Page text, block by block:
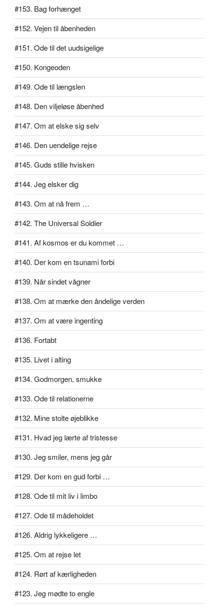
#153. Bag forhænget
#152. Vejen til åbenheden
#151. Ode til det uudsigelige
#150. Kongeoden
#149. Ode til længslen
#148. Den viljeløse åbenhed
#147. Om at elske sig selv
#146. Den uendelige rejse
#145. Guds stille hvisken
#144. Jeg elsker dig
#143. Om at nå frem …
#142. The Universal Soldier
#141. Af kosmos er du kommet …
#140. Der kom en tsunami forbi
#139. Når sindet vågner
#138. Om at mærke den åndelige verden
#137. Om at være ingenting
#136. Fortabt
#135. Livet i alting
#134. Godmorgen, smukke
#133. Ode til relationerne
#132. Mine stolte øjeblikke
#131. Hvad jeg lærte af tristesse
#130. Jeg smiler, mens jeg går
#129. Der kom en gud forbi …
#128. Ode til mit liv i limbo
#127. Ode til mådeholdet
#126. Aldrig lykkeligere …
#125. Om at rejse let
#124. Rørt af kærligheden
#123. Jeg mødte to engle